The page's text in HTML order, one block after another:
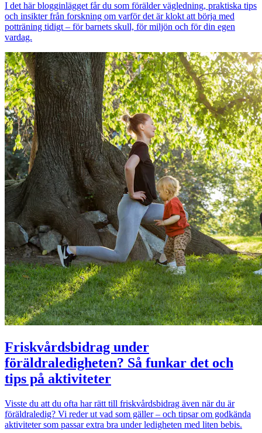
I det här blogginlägget får du som förälder vägledning, praktiska tips
och insikter från forskning om varför det är klokt att börja med
potträning tidigt – för barnets skull, för miljön och för din egen
vardag.
Friskvårdsbidrag under
föräldraledigheten? Så funkar det och
tips på aktiviteter
Visste du att du ofta har rätt till friskvårdsbidrag även när du är
föräldraledig? Vi reder ut vad som gäller – och tipsar om godkända
aktiviteter som passar extra bra under ledigheten med liten bebis.